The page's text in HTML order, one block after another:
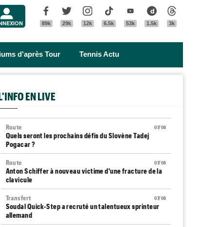
Facebook
89k
Twitter
29k
Instagram
12k
Tik Tok
6.5k
Youtube
53k
Dailymotion
1.5k 3k
d'après Tour Tennis Actu
EN LIVE
07/08
Route
Quels seront les prochains défis du Slovène Tadej
Pogacar ?
07/08
Route
Anton Schiffer à nouveau victime d'une fracture de la
clavicule
07/08
Transfert
Soudal Quick-Step a recruté un talentueux sprinteur
allemand